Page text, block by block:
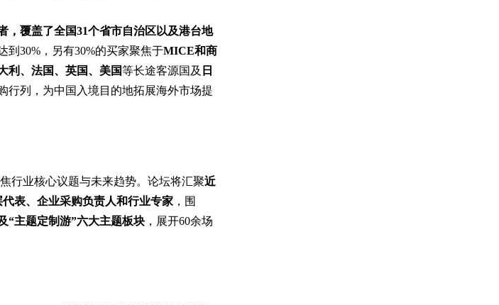
，覆盖了全国31个省市自治区以及港台地
到30%，另有30%的买家聚焦于MICE和商
利、法国、英国、美国等长途客源国及 日
行列，为中国入境目的地拓展海外市场提
行业核心议题与未来趋势。论坛将汇聚近
表、企业采购负责人和行业专家 ，围
“主题定制游”六大主题板块 ，展开60余场